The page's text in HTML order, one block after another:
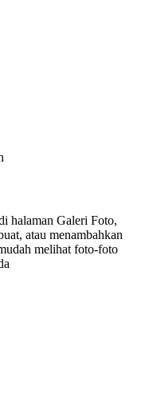
halaman Galeri Foto,
atau menambahkan
melihat foto-foto